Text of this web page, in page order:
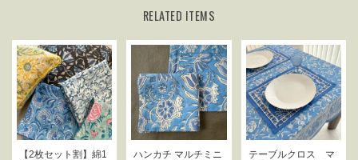
RELATED ITEMS
【2枚セット割】綿1
ハンカチ マルチミニ
テーブルクロス マ